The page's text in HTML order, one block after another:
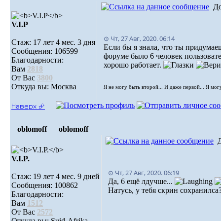
V.I.Р
Стаж: 17 лет 4 мес. 3 дня
Сообщения: 106599
Благодарности:
Вам 2818
От Вас 3800
Откуда вы: Москва
⊙ Чт, 27 Авг, 2020. 06:14
Если бы я знала, что ты
форуме было 6 человек
хорошо работает.
Я не могу быть второй... И даже первой... Я
Наверх ⮵
oblomoff oblomoff
V.I.P.
Стаж: 19 лет 4 мес. 9 дней
Сообщения: 100862
Благодарности:
Вам 1512
От Вас 2572
⊙ Чт, 27 Авг, 2020. 06:19
Да, 6 ещё лдучше...
Натусь, у тебя скрин